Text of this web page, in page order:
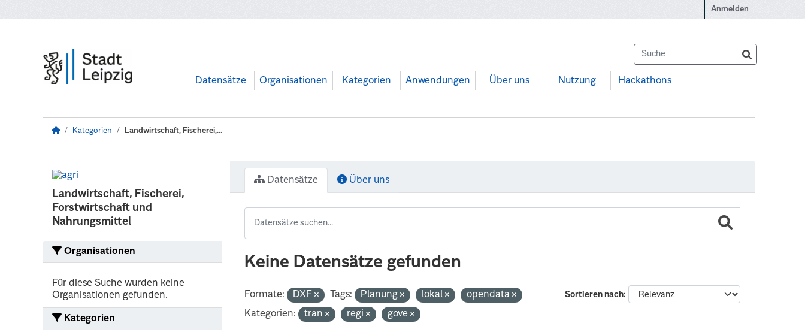
Anmelden
Datensätze Organisationen Kategorien Anwendungen Über uns Nutzung Hackathons
Kategorien Landwirtschaft, Fischerei,...
Landwirtschaft, Fischerei,
Forstwirtschaft und
Nahrungsmittel
Organisationen
Für diese Suche wurden keine
Organisationen gefunden.
Kategorien
Datensätze Über uns
Keine Datensätze gefunden
Sortieren nach
Formate: DXF Tags: Planung lokal
opendata
Kategorien:
tran regi gove